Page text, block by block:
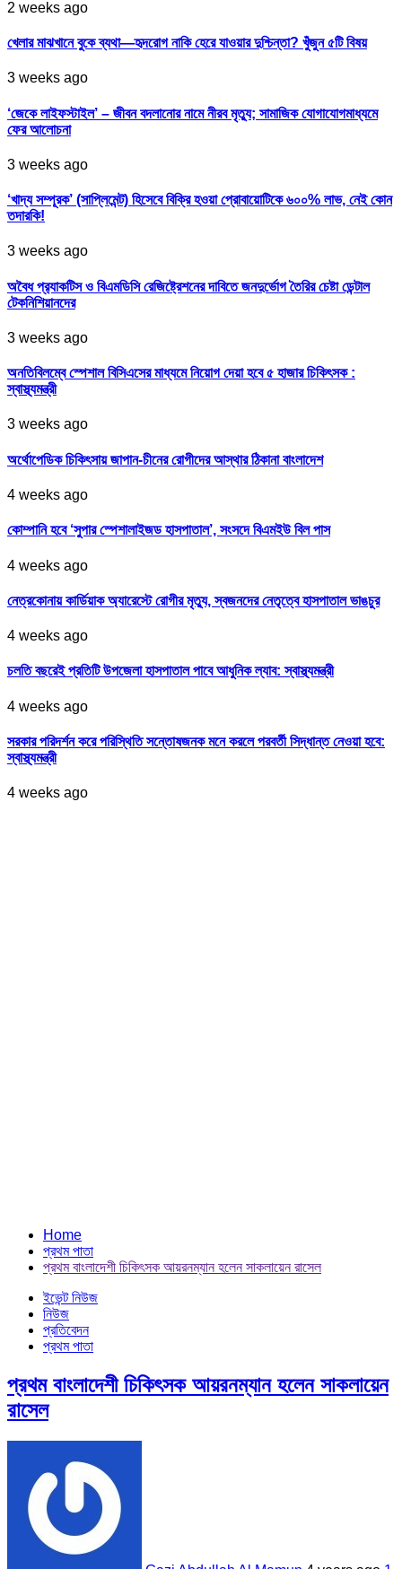
2 weeks ago
খেলার মাঝখানে বুকে ব্যথা—হৃদরোগ নাকি হেরে যাওয়ার দুশ্চিন্তা? খুঁজুন ৫টি বিষয়
3 weeks ago
‘জেকে লাইফস্টাইল’ – জীবন বদলানোর নামে নীরব মৃত্যু; সামাজিক যোগাযোগমাধ্যমে
ফের আলোচনা
3 weeks ago
‘খাদ্য সম্পূরক’ (সাপ্লিমেন্ট) হিসেবে বিক্রি হওয়া প্রোবায়োটিকে ৬০০% লাভ, নেই কোন
তদারকি!
3 weeks ago
অবৈধ প্র‍্যাকটিস ও বিএমডিসি রেজিষ্ট্রেশনের দাবিতে জনদুর্ভোগ তৈরির চেষ্টা ডেন্টাল
টেকনিশিয়ানদের
3 weeks ago
অনতিবিলম্বে স্পেশাল বিসিএসের মাধ্যমে নিয়োগ দেয়া হবে ৫ হাজার চিকিৎসক :
স্বাস্থ্যমন্ত্রী
3 weeks ago
অর্থোপেডিক চিকিৎসায় জাপান-চীনের রোগীদের আস্থার ঠিকানা বাংলাদেশ
4 weeks ago
কোম্পানি হবে ‘সুপার স্পেশালাইজড হাসপাতাল’, সংসদে বিএমইউ বিল পাস
4 weeks ago
নেত্রকোনায় কার্ডিয়াক অ্যারেস্টে রোগীর মৃত্যু, স্বজনদের নেতৃত্বে হাসপাতাল ভাঙচুর
4 weeks ago
চলতি বছরেই প্রতিটি উপজেলা হাসপাতাল পাবে আধুনিক ল্যাব: স্বাস্থ্যমন্ত্রী
4 weeks ago
সরকার পরিদর্শন করে পরিস্থিতি সন্তোষজনক মনে করলে পরবর্তী সিদ্ধান্ত নেওয়া হবে:
স্বাস্থ্যমন্ত্রী
4 weeks ago
Home
প্রথম পাতা
প্রথম বাংলাদেশী চিকিৎসক আয়রনম্যান হলেন সাকলায়েন রাসেল
ইভেন্ট নিউজ
নিউজ
প্রতিবেদন
প্রথম পাতা
প্রথম বাংলাদেশী চিকিৎসক আয়রনম্যান হলেন সাকলায়েন
রাসেল